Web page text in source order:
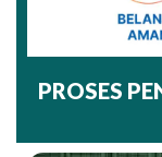
PROSES